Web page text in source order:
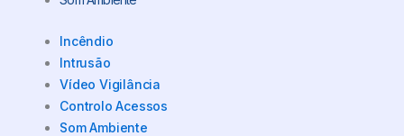
Incêndio
Intrusão
Vídeo Vigilância
Controlo Acessos
Som Ambiente